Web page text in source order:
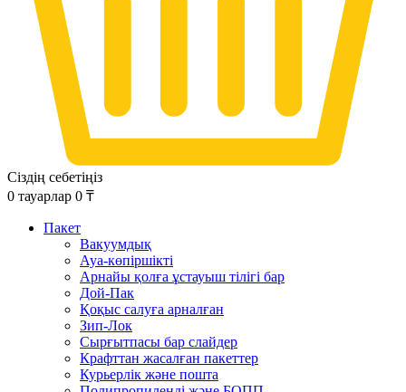
Сіздің себетіңіз
0 тауарлар 0 ₸
Пакет
Вакуумдық
Ауа-көпіршікті
Арнайы қолға ұстауыш тілігі бар
Дой-Пак
Қоқыс салуға арналған
Зип-Лок
Сырғытпасы бар слайдер
Крафттан жасалған пакеттер
Курьерлік және пошта